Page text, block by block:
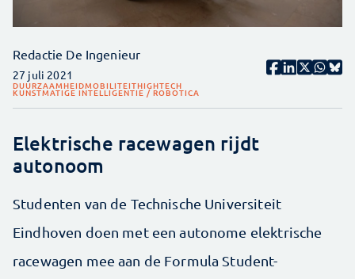
Redactie De Ingenieur
27 juli 2021
DUURZAAMHEIDMOBILITEITHIGHTECH
KUNSTMATIGE INTELLIGENTIE / ROBOTICA
Elektrische racewagen rijdt
autonoom
Studenten van de Technische Universiteit
Eindhoven doen met een autonome elektrische
racewagen mee aan de Formula Student-